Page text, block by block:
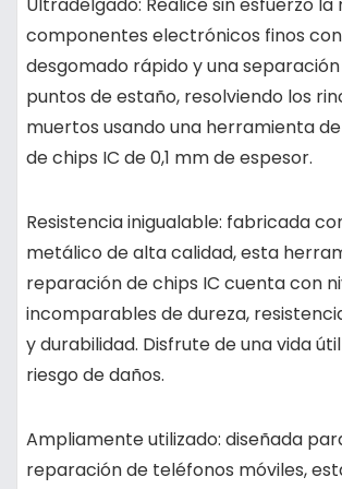
componentes electrónicos finos
desgomado rápido y una
puntos de estaño, resolviendo los
muertos usando una herramienta
de chips IC de 0,1 mm de espesor.
Resistencia inigualable: fabricada
metálico de alta calidad, esta
reparación de chips IC cuenta con
incomparables de dureza,
y durabilidad. Disfrute de una vida
riesgo de daños.
Ampliamente utilizado: diseñada
reparación de teléfonos móviles,